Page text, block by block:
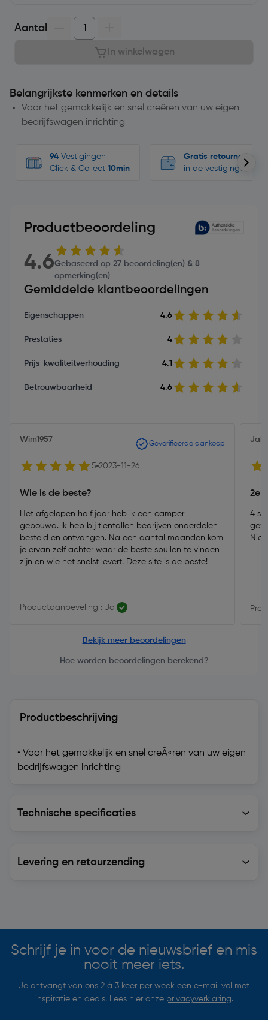
Aantal
In winkelwagen
Belangrijkste kenmerken en details
Voor het gemakkelijk en snel creëren van uw eigen
bedrijfswagen inrichting
94 Vestigingen
Click & Collect 10min
Gratis retourneren
in de vestigingen
Productbeoordeling
4.6Gebaseerd op 27 beoordeling(en) & 8
opmerking(en)
Gemiddelde klantbeoordelingen
Eigenschappen 4.6
Prestaties 4
Prijs-kwaliteitverhouding 4.1
Betrouwbaarheid 4.6
Wim1957 Geverifieerde aankoop
5 2023-11-26
Wie is de beste?
Het afgelopen half jaar heb ik een camper
gebouwd. Ik heb bij tientallen bedrijven onderdelen
besteld en ontvangen. Na een aantal maanden kom
je ervan zelf achter waar de beste spullen te vinden
zijn en wie het snelst levert. Deze site is de beste!
Productaanbeveling : Ja
2e
4
Niet
Bekijk meer beoordelingen
Hoe worden beoordelingen berekend?
Productbeschrijving
• Voor het gemakkelijk en snel creÃ«ren van uw eigen
bedrijfswagen inrichting
Technische specificaties
Levering en retourzending
Schrijf je in voor de nieuwsbrief en mis
nooit meer iets.
Je ontvangt van ons 2 à 3 keer per week een e-mail vol met
inspiratie en deals. Lees hier onze privacyverklaring.